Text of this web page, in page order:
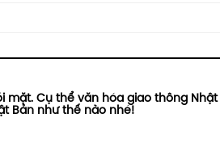
mặt. Cụ thể văn hóa giao thông
Bản như thế nào nhé!